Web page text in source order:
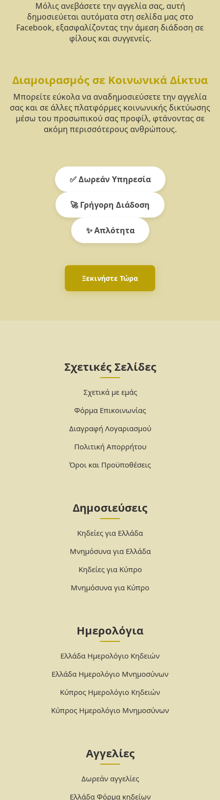
Μόλις ανεβάσετε την αγγελία σας, αυτή
δημοσιεύεται αυτόματα στη σελίδα μας στο
Facebook, εξασφαλίζοντας την άμεση διάδοση σε
φίλους και συγγενείς.
Διαμοιρασμός σε Κοινωνικά Δίκτυα
Μπορείτε εύκολα να αναδημοσιεύσετε την αγγελία
σας και σε άλλες πλατφόρμες κοινωνικής δικτύωσης
μέσω του προσωπικού σας προφίλ, φτάνοντας σε
ακόμη περισσότερους ανθρώπους.
✅ Δωρεάν Υπηρεσία
🚀 Γρήγορη Διάδοση
✨ Απλότητα
Ξεκινήστε Τώρα
Σχετικές Σελίδες
Σχετικά με εμάς
Φόρμα Επικοινωνίας
Διαγραφή Λογαριασμού
Πολιτική Απορρήτου
Όροι και Προϋποθέσεις
Δημοσιεύσεις
Κηδείες για Ελλάδα
Μνημόσυνα για Ελλάδα
Κηδείες για Κύπρο
Μνημόσυνα για Κύπρο
Ημερολόγια
Ελλάδα Ημερολόγιο Κηδειών
Ελλάδα Ημερολόγιο Μνημοσύνων
Κύπρος Ημερολόγιο Κηδειών
Κύπρος Ημερολόγιο Μνημοσύνων
Αγγελίες
Δωρεάν αγγελίες
Ελλάδα Φόρμα κηδείων